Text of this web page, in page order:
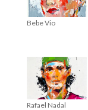
Bebe Vio
Rafael Nadal